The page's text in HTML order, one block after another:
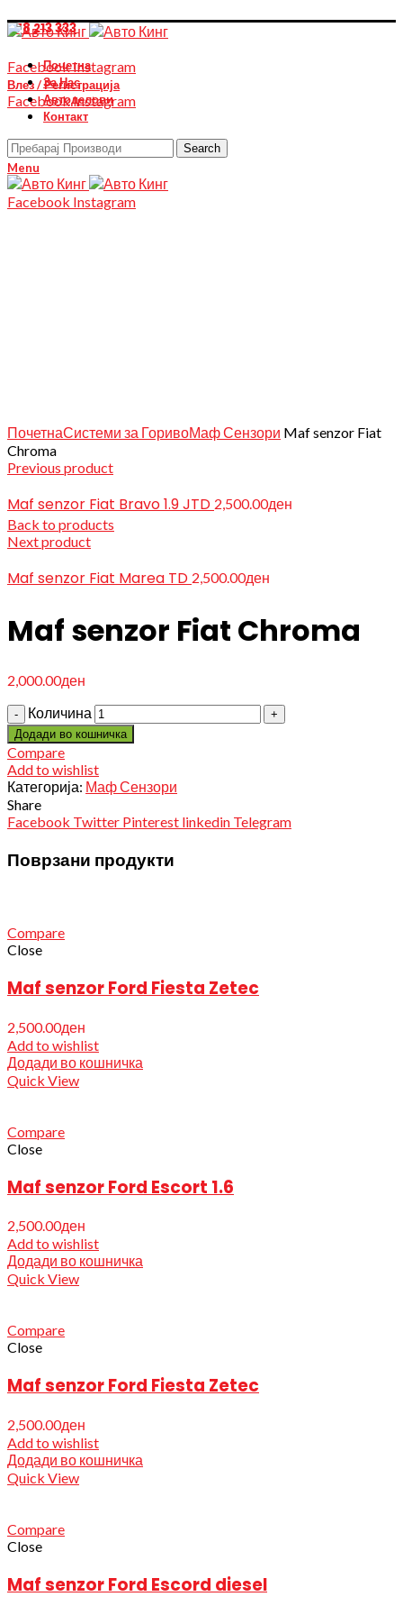
078 213 333
FacebookInstagram
Влез / Регистрација
FacebookInstagram
Почетна
За Нас
Автоделови
Контакт
Search
Menu
Facebook Instagram
ПочетнаСистеми за ГоривоМаф Сензори Maf senzor Fiat
Chroma
Previous product
Maf senzor Fiat Bravo 1.9 JTD 2,500.00ден
Back to products
Next product
Maf senzor Fiat Marea TD 2,500.00ден
Maf senzor Fiat Chroma
2,000.00ден
Количина
Додади во кошничка
Compare
Add to wishlist
Категорија: Маф Сензори
Share
Facebook Twitter Pinterest linkedin Telegram
Поврзани продукти
Compare
Close
Maf senzor Ford Fiesta Zetec
2,500.00ден
Add to wishlist
Додади во кошничка
Quick View
Compare
Close
Maf senzor Ford Escort 1.6
2,500.00ден
Add to wishlist
Додади во кошничка
Quick View
Compare
Close
Maf senzor Ford Fiesta Zetec
2,500.00ден
Add to wishlist
Додади во кошничка
Quick View
Compare
Close
Maf senzor Ford Escord diesel